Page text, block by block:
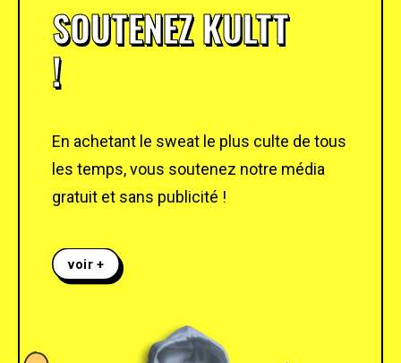
SOUTENEZ KULTT
!
En achetant le sweat le plus culte de tous
les temps, vous soutenez notre média
gratuit et sans publicité !
voir +